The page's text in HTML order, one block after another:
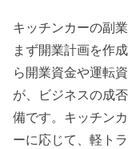
キッチンカーの副
まず開業計画を作
ら開業資金や運転
が、ビジネスの成
備です。キッチン
ーに応じて、軽ト